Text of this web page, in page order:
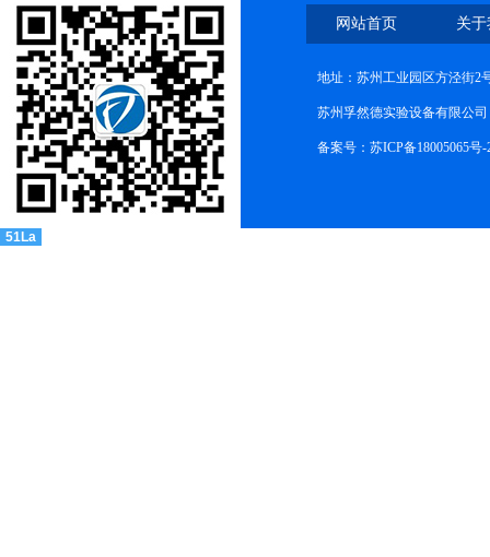
网站首页 关
地址：苏州工业园区方泾街2
苏州孚然德实验设备有限公司
备案号：苏ICP备18005065号-
51La